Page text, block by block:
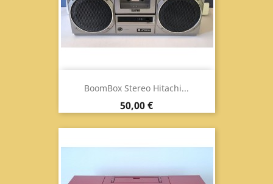
BoomBox Stereo Hitachi...
Prezzo
50,00 €